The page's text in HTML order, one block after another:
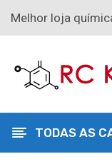
Melhor loja
TODAS AS